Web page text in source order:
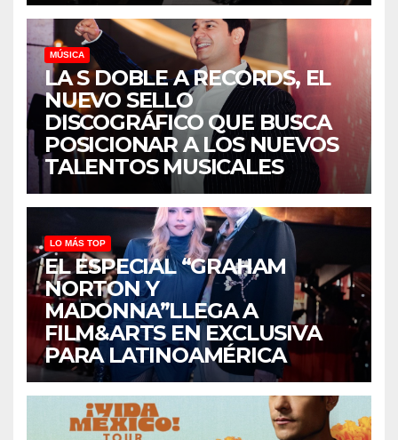
MÚSICA
LA S DOBLE A RECORDS, EL
NUEVO SELLO
DISCOGRÁFICO QUE BUSCA
POSICIONAR A LOS NUEVOS
TALENTOS MUSICALES
LO MÁS TOP
EL ESPECIAL “GRAHAM
NORTON Y
MADONNA”LLEGA A
FILM&ARTS EN EXCLUSIVA
PARA LATINOAMÉRICA